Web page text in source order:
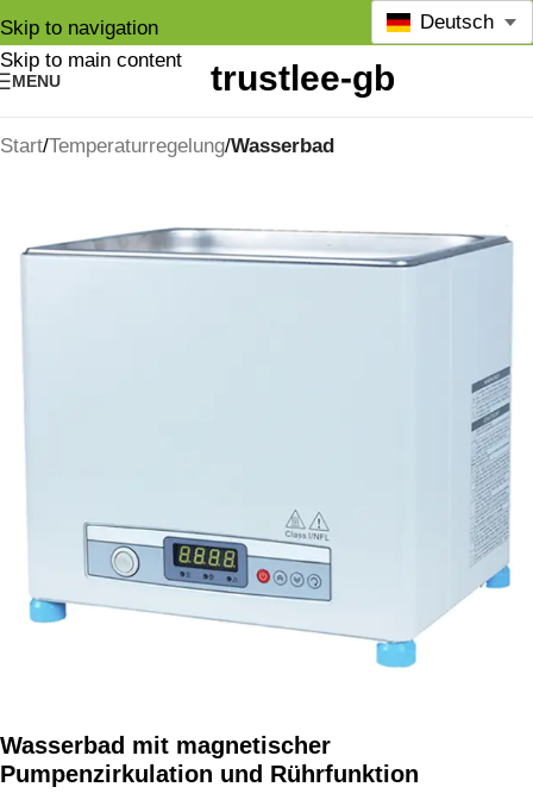
Skip to navigation
Skip to main content
MENU
Deutsch
Start Temperaturregelung Wasserbad
Wasserbad mit magnetischer
Pumpenzirkulation und Rührfunktion